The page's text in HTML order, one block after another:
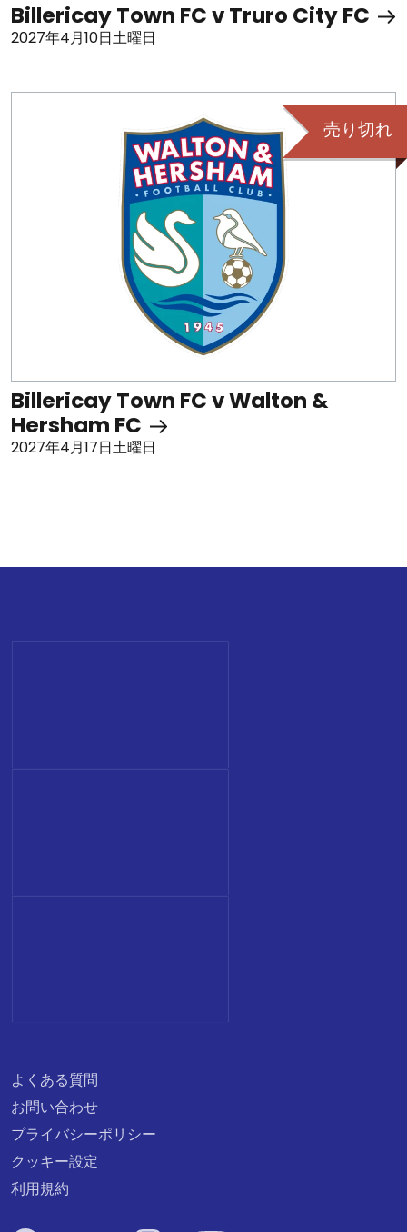
Billericay Town FC v Truro City FC
2027年4月10日土曜日
売り切れ
Billericay Town FC v Walton &
Hersham FC
2027年4月17日土曜日
よくある質問
お問い合わせ
プライバシーポリシー
クッキー設定
利用規約